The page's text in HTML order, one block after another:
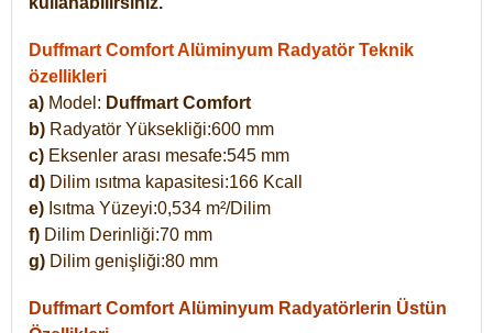
Duffmart Comfort Alüminyum Radyatör Teknik
özellikleri
a) Model: Duffmart Comfort
b) Radyatör Yüksekliği:600 mm
c) Eksenler arası mesafe:545 mm
d) Dilim ısıtma kapasitesi:166 Kcall
e) Isıtma Yüzeyi:0,534 m²/Dilim
f) Dilim Derinliği:70 mm
g) Dilim genişliği:80 mm
Duffmart Comfort Alüminyum Radyatörlerin Üstün